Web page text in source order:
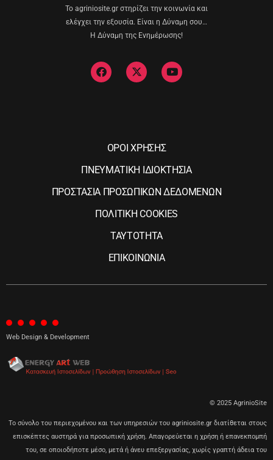
Το agriniosite.gr στηρίζει την κοινωνία και
ελέγχει την εξουσία. Είναι η Δύναμη σου…
Η Δύναμη της Ενημέρωσης!
ΟΡΟΙ ΧΡΗΣΗΣ
ΠΝΕΥΜΑΤΙΚΗ ΙΔΙΟΚΤΗΣΙΑ
ΠΡΟΣΤΑΣΙΑ ΠΡΟΣΩΠΙΚΩΝ ΔΕΔΟΜΕΝΩΝ
ΠΟΛΙΤΙΚΗ COOKIES
ΤΑΥΤΟΤΗΤΑ
ΕΠΙΚΟΙΝΩΝΙΑ
Web Design & Development
© 2025 AgrinioSite
Το σύνολο του περιεχομένου και των υπηρεσιών του agriniosite.gr διατίθεται στους
επισκέπτες αυστηρά για προσωπική χρήση. Απαγορεύεται η χρήση ή επανεκπομπή
του, σε οποιοδήποτε μέσο, μετά ή άνευ επεξεργασίας, χωρίς γραπτή άδεια του